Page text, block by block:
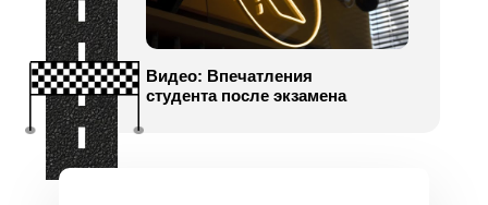
Видео: Впечатления
студента после экзамена